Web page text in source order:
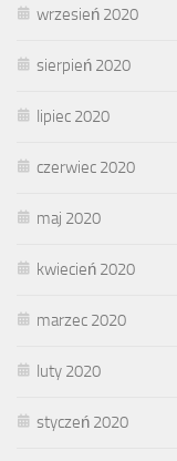
wrzesień 2020
sierpień 2020
lipiec 2020
czerwiec 2020
maj 2020
kwiecień 2020
marzec 2020
luty 2020
styczeń 2020